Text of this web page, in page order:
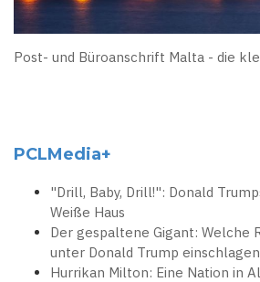
Post- und Büroanschrift Malta - die
PCLMedia+
"Drill, Baby, Drill!": Donald
Weiße Haus
Der gespaltene Gigant: Welche
unter Donald Trump
Hurrikan Milton: Eine Nation in